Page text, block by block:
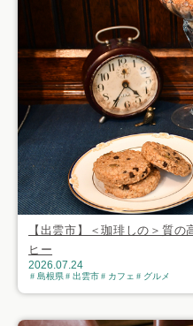
【出雲市】＜珈琲しの＞質
ヒー
2026.07.24
島根県 出雲市 カフェ グルメ